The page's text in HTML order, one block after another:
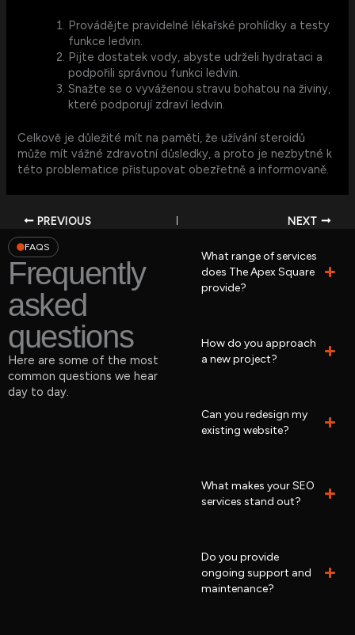
Provádějte pravidelné lékařské prohlídky a testy
funkce ledvin.
Pijte dostatek vody, abyste udrželi hydrataci a
podpořili správnou funkci ledvin.
Snažte se o vyváženou stravu bohatou na živiny,
které podporují zdraví ledvin.
Celkově je důležité mít na paměti, že užívání steroidů
může mít vážné zdravotní důsledky, a proto je nezbytné k
této problematice přistupovat obezřetně a informovaně.
PREVIOUS NEXT
FAQS
Frequently
asked
questions
Here are some of the most
common questions we hear
day to day.
What range of services
does The Apex Square
provide?
How do you approach
a new project?
Can you redesign my
existing website?
What makes your SEO
services stand out?
Do you provide
ongoing support and
maintenance?